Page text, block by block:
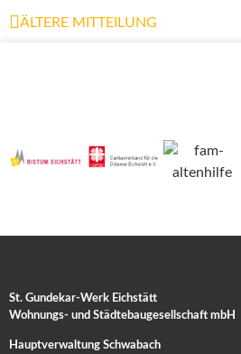
ÄLTERE MITTEILUNG
St. Gundekar-Werk Eichstätt
Wohnungs- und Städtebaugesellschaft mbH
Hauptverwaltung Schwabach